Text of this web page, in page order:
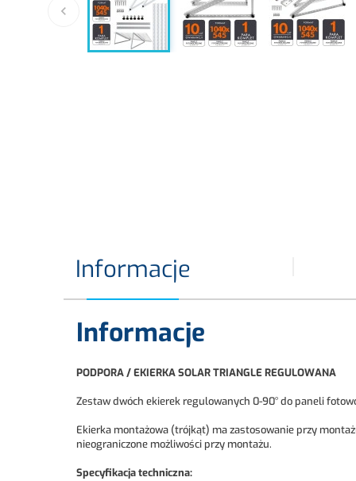

Informacje
Informacje
PODPORA / EKIERKA SOLAR TRIANGLE REGULOWANA
Zestaw dwóch ekierek regulowanych 0-90° do paneli
Ekierka montażowa (trójkąt) ma zastosowanie przy
nieograniczone możliwości przy montażu.
Specyfikacja techniczna: